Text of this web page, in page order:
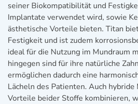
seiner Biokompatibilität und
Implantate verwendet wird, sowie
ästhetische Vorteile bieten. Titan
Festigkeit und ist zudem
ideal für die Nutzung im Mundraum
hingegen sind für ihre natürliche
ermöglichen dadurch eine
Lächeln des Patienten. Auch
Vorteile beider Stoffe kombinieren,